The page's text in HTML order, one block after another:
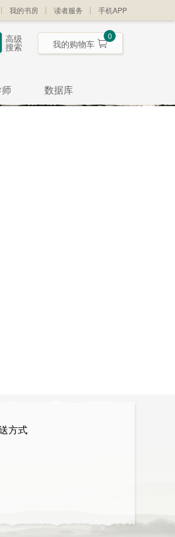
我的书房 读者服务 手机APP
高级
搜索 我的购物车
0
数据库
方式